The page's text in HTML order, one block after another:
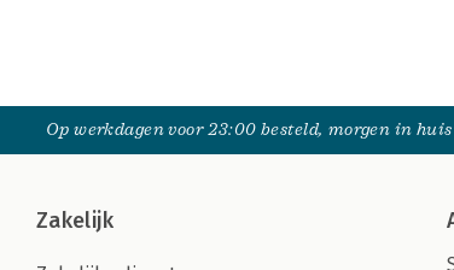
Op werkdagen voor 23:00 besteld, morgen in huis
Zakelijk